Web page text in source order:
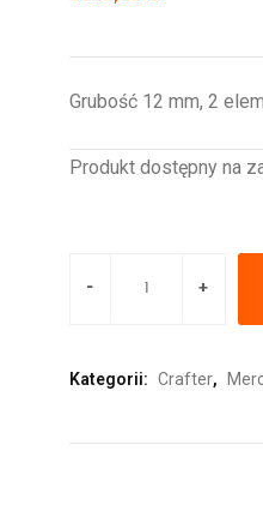
Grubość 12 mm, 2
Produkt dostępny na
Kategorii: Crafter,